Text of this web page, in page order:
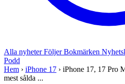
Alla nyheterFöljerBokmärken
Podd
Hem › iPhone 17 › iPhone 17, 17 Pro
mest sålda ...